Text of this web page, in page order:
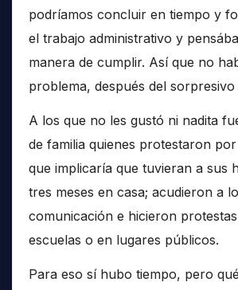
podríamos concluir en tiempo y
el trabajo administrativo y
manera de cumplir. Así que no
problema, después del
A los que no les gustó ni nadita
de familia quienes protestaron por
que implicaría que tuvieran a sus
tres meses en casa; acudieron a
comunicación e hicieron
escuelas o en lugares públicos.
Para eso sí hubo tiempo, pero